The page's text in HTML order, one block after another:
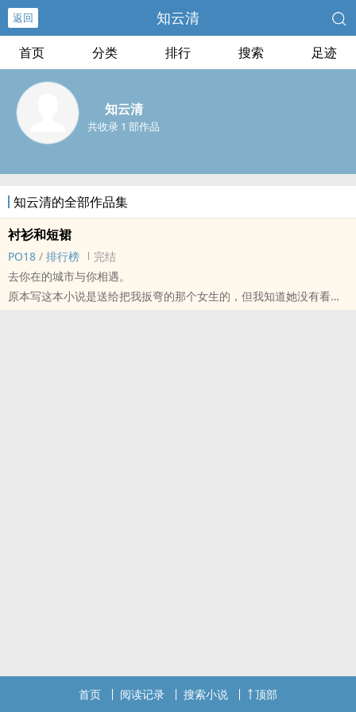
返回 知云清
首页 分类 排行 搜索 足迹
知云清
共收录 1 部作品
知云清的全部作品集
衬衫和短裙
PO18 / 排行榜
完结
去你在的城市与你相遇。
原本写这本小说是送给把我扳弯的那个女生的，但我知道她没有看，
首页 阅读记录 搜索小说 顶部